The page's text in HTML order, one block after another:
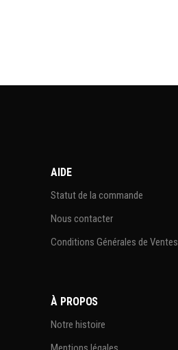
AIDE
Statut de la commande
Nous contacter
Conditions Générales de Ventes
À PROPOS
Notre histoire